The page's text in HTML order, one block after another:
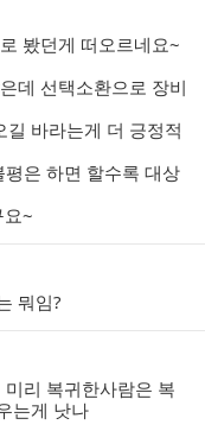
봤던게 떠오르네요~
데 선택소환으로 장비
바라는게 더 긍정적
은 하면 할수록 대상
~
뭐임?
리 복귀한사람은 복
는게 낫나